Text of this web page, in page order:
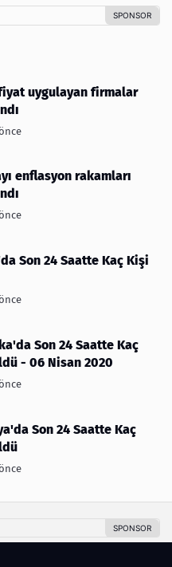
uygulayan firmalar
enflasyon rakamları
Son 24 Saatte Kaç Kişi
Son 24 Saatte Kaç
- 06 Nisan 2020
Son 24 Saatte Kaç